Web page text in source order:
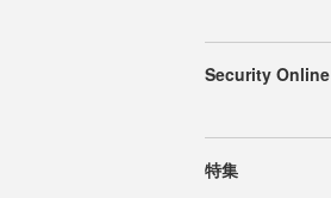
Security Online
特集